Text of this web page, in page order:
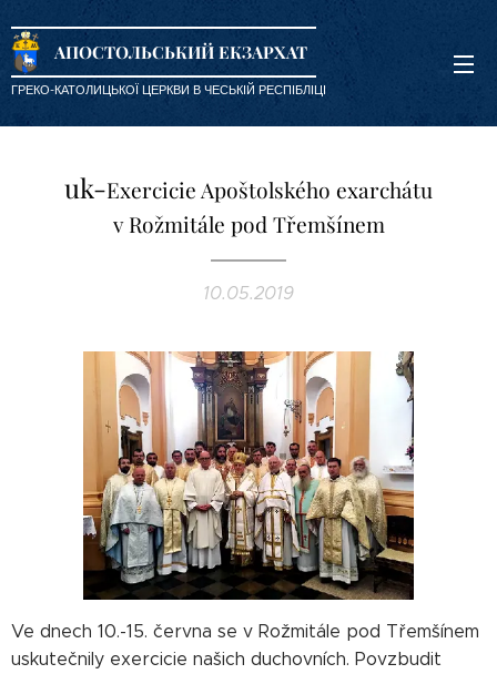
АПОСТОЛЬСЬКИЙ ЕКЗАРХАТ
ГРЕКО-КАТОЛИЦЬКОЇ ЦЕРКВИ В ЧЕСЬКІЙ РЕСПІБЛІЦІ
uk-Exercicie Apoštolského exarchátu
v Rožmitále pod Třemšínem
10.05.2019
Ve dnech 10.-15. června se v Rožmitále pod Třemšínem
uskutečnily exercicie našich duchovních. Povzbudit